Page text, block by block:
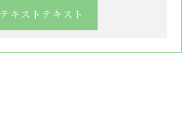
テキストテキスト